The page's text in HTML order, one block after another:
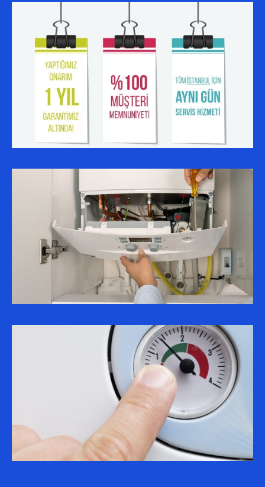
ALIBEYKÖY AUER SERVISI
ESENYURT AUER SERVISI
KÜÇÜKÇEKMECE AUER SERVISI
BAĞCILAR AUER SERVISI
BAHÇELIEVLER AUER SERVISI
SULTANGAZI AUER SERVISI
BAŞAKŞEHIR AUER SERVISI
GAZIOSMANPAŞA AUER SERVISI
AVCILAR AUER SERVISI
KAĞITHANE AUER SERVISI
ESENLER AUER SERVISI
EYÜP AUER SERVISI
BEYLIKDÜZÜ AUER SERVISI
FATIH AUER SERVISI
ARNAVUTKÖY AUER SERVISI
ZEYTINBURNU AUER SERVISI
ŞIŞLI AUER SERVISI
GÜNGÖREN AUER SERVISI
BAYRAMPAŞA AUER SERVISI
BÜYÜKÇEKMECE AUER SERVISI
BAKIRKÖY AUER SERVISI